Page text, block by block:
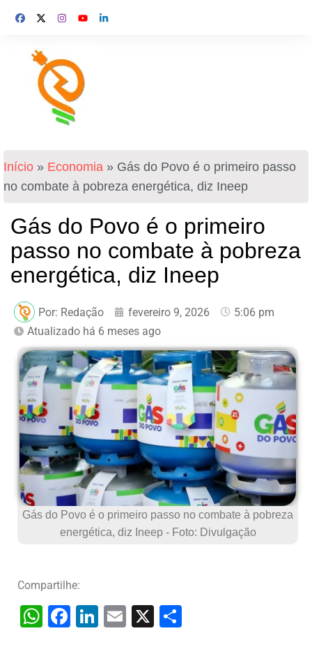
Início » Economia » Gás do Povo é o primeiro passo
no combate à pobreza energética, diz Ineep
Gás do Povo é o primeiro
passo no combate à pobreza
energética, diz Ineep
Por: Redação fevereiro 9, 2026
5:06 pm
Atualizado há 6 meses ago
Gás do Povo é o primeiro passo no combate à pobreza
energética, diz Ineep - Foto: Divulgação
Compartilhe:
W
F
Li
E
X